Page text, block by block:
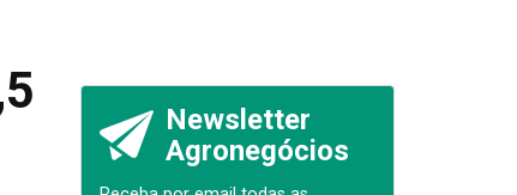
Newsletter
Agronegócios